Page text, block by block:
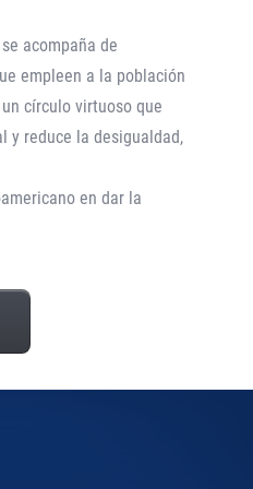
acompaña de
empleen a la población
círculo virtuoso que
y reduce la desigualdad,
en dar la